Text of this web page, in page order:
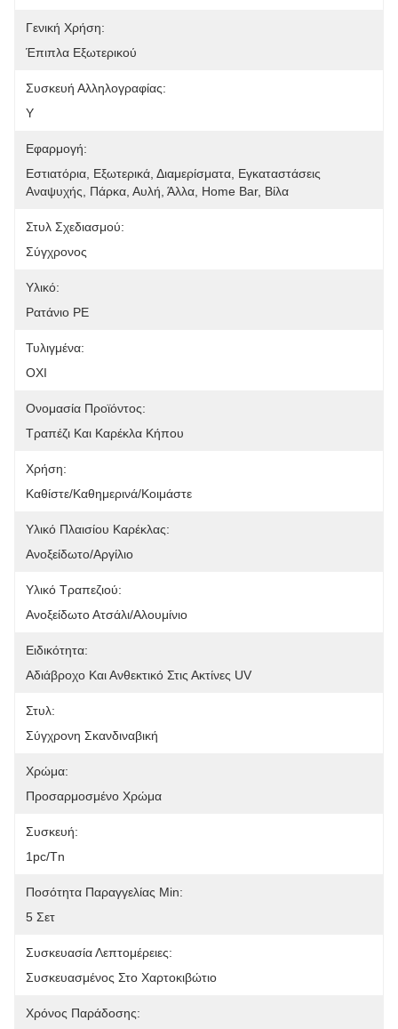
Γενική Χρήση:
Έπιπλα Εξωτερικού
Συσκευή Αλληλογραφίας:
Y
Εφαρμογή:
Εστιατόρια, Εξωτερικά, Διαμερίσματα, Εγκαταστάσεις
Αναψυχής, Πάρκα, Αυλή, Άλλα, Home Bar, Βίλα
Στυλ Σχεδιασμού:
Σύγχρονος
Υλικό:
Ρατάνιο PE
Τυλιγμένα:
ΟΧΙ
Ονομασία Προϊόντος:
Τραπέζι Και Καρέκλα Κήπου
Χρήση:
Καθίστε/Καθημερινά/Κοιμάστε
Υλικό Πλαισίου Καρέκλας:
Ανοξείδωτο/αργίλιο
Υλικό Τραπεζιού:
Ανοξείδωτο Ατσάλι/Αλουμίνιο
Ειδικότητα:
Αδιάβροχο Και Ανθεκτικό Στις Ακτίνες UV
Στυλ:
Σύγχρονη Σκανδιναβική
Χρώμα:
Προσαρμοσμένο Χρώμα
Συσκευή:
1pc/tn
Ποσότητα Παραγγελίας Min:
5 Σετ
Συσκευασία Λεπτομέρειες:
Συσκευασμένος Στο Χαρτοκιβώτιο
Χρόνος Παράδοσης: